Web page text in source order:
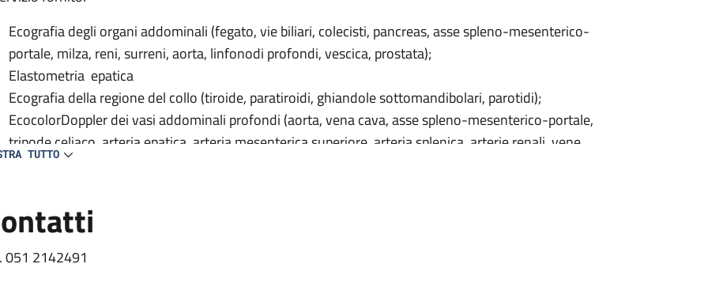
Ecografia degli organi addominali (fegato, vie biliari, colecisti, pancreas, asse spleno-mesenterico-
portale, milza, reni, surreni, aorta, linfonodi profondi, vescica, prostata);
Elastometria epatica
Ecografia della regione del collo (tiroide, paratiroidi, ghiandole sottomandibolari, parotidi);
EcocolorDoppler dei vasi addominali profondi (aorta, vena cava, asse spleno-mesenterico-portale,
tripode celiaco, arteria epatica, arteria mesenterica superiore, arteria splenica, arterie renali, vene
sovraepatiche, vene renali);
EcoDoppler transcranico con microbolle (per percorso Stroke)
TUTTO
051 2142491